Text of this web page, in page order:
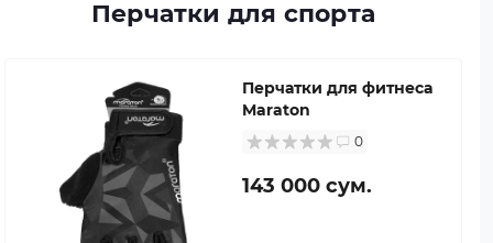
Перчатки для спорта
Перчатки для фитнеса
Maraton
0
143 000 сум.